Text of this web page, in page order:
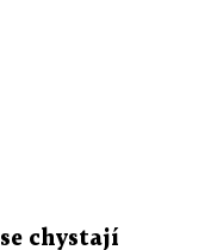
chystají